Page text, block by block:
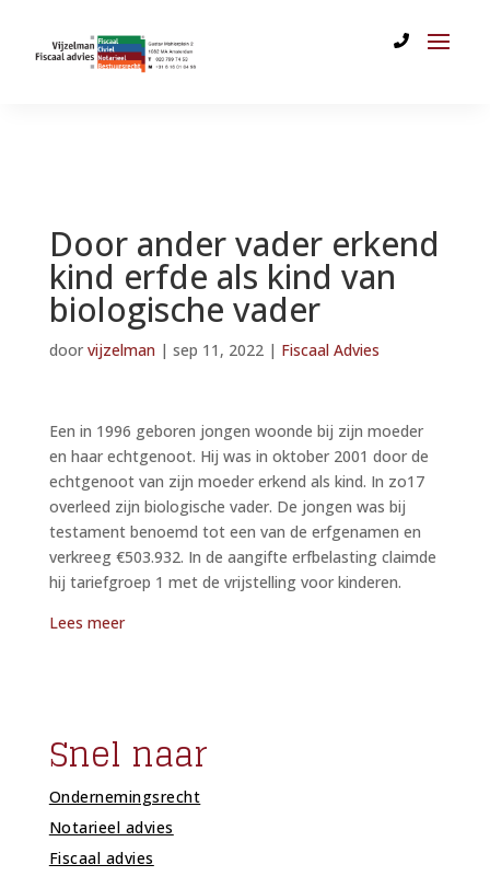
Door ander vader erkend
kind erfde als kind van
biologische vader
door vijzelman| sep 11, 2022| Fiscaal Advies
Een in 1996 geboren jongen woonde bij zijn moeder
en haar echtgenoot. Hij was in oktober 2001 door de
echtgenoot van zijn moeder erkend als kind. In zo17
overleed zijn biologische vader. De jongen was bij
testament benoemd tot een van de erfgenamen en
verkreeg €503.932. In de aangifte erfbelasting claimde
hij tariefgroep 1 met de vrijstelling voor kinderen.
Lees meer
Snel naar
Ondernemingsrecht
Notarieel advies
Fiscaal advies